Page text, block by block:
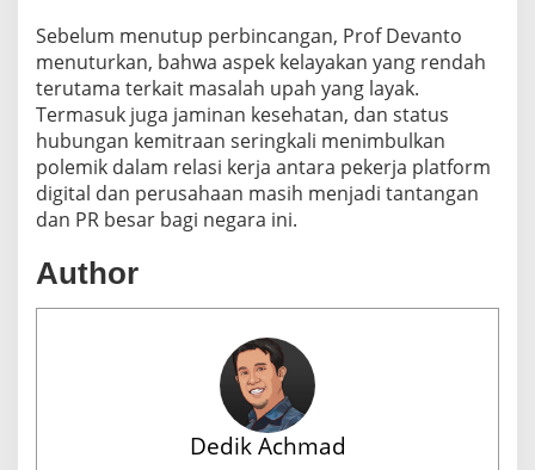
Sebelum menutup perbincangan, Prof Devanto
menuturkan, bahwa aspek kelayakan yang rendah
terutama terkait masalah upah yang layak.
Termasuk juga jaminan kesehatan, dan status
hubungan kemitraan seringkali menimbulkan
polemik dalam relasi kerja antara pekerja platform
digital dan perusahaan masih menjadi tantangan
dan PR besar bagi negara ini.
Author
Dedik Achmad